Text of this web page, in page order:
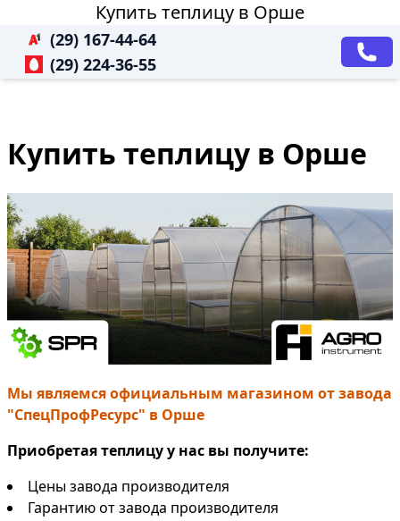
Купить теплицу в Орше
(29) 167-44-64
(29) 224-36-55
Купить теплицу в Орше
Мы являемся официальным магазином от завода
"СпецПрофРесурс" в Орше
Приобретая теплицу у нас вы получите:
Цены завода производителя
Гарантию от завода производителя